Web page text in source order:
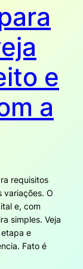
e
a
requisitos
variações. O
e, com
simples. Veja
e
Fato é